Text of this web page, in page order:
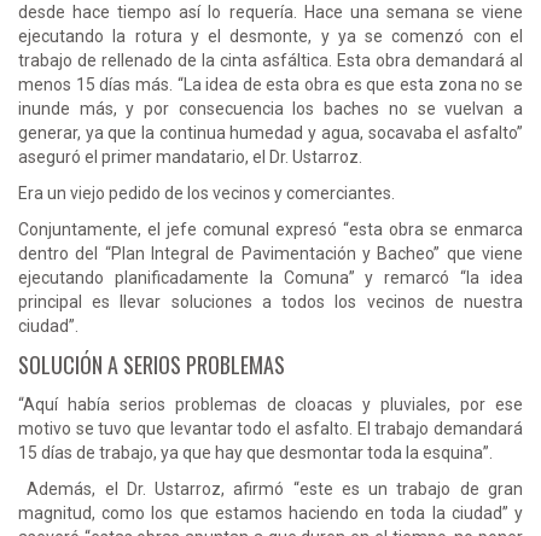
desde hace tiempo así lo requería. Hace una semana se viene
ejecutando la rotura y el desmonte, y ya se comenzó con el
trabajo de rellenado de la cinta asfáltica. Esta obra demandará al
menos 15 días más. “La idea de esta obra es que esta zona no se
inunde más, y por consecuencia los baches no se vuelvan a
generar, ya que la continua humedad y agua, socavaba el asfalto”
aseguró el primer mandatario, el Dr. Ustarroz.
Era un viejo pedido de los vecinos y comerciantes.
Conjuntamente, el jefe comunal expresó “esta obra se enmarca
dentro del “Plan Integral de Pavimentación y Bacheo” que viene
ejecutando planificadamente la Comuna” y remarcó “la idea
principal es llevar soluciones a todos los vecinos de nuestra
ciudad”.
SOLUCIÓN A SERIOS PROBLEMAS
“Aquí había serios problemas de cloacas y pluviales, por ese
motivo se tuvo que levantar todo el asfalto. El trabajo demandará
15 días de trabajo, ya que hay que desmontar toda la esquina”.
Además, el Dr. Ustarroz, afirmó “este es un trabajo de gran
magnitud, como los que estamos haciendo en toda la ciudad” y